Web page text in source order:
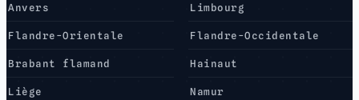
Anvers Limbourg
Flandre-Orientale Flandre-Occidentale
Brabant flamand Hainaut
Liège Namur